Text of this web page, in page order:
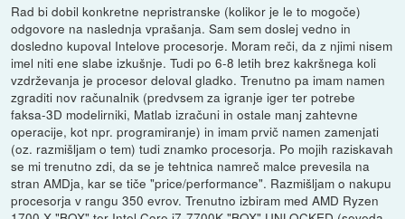
Rad bi dobil konkretne nepristranske (kolikor je le to mogoče)
odgovore na naslednja vprašanja. Sam sem doslej vedno in
dosledno kupoval Intelove procesorje. Moram reči, da z njimi nisem
imel niti ene slabe izkušnje. Tudi po 6-8 letih brez kakršnega koli
vzdrževanja je procesor deloval gladko. Trenutno pa imam namen
zgraditi nov računalnik (predvsem za igranje iger ter potrebe
faksa-3D modelirniki, Matlab izračuni in ostale manj zahtevne
operacije, kot npr. programiranje) in imam prvič namen zamenjati
(oz. razmišljam o tem) tudi znamko procesorja. Po mojih raziskavah
se mi trenutno zdi, da se je tehtnica namreč malce prevesila na
stran AMDja, kar se tiče "price/performance". Razmišljam o nakupu
procesorja v rangu 350 evrov. Trenutno izbiram med AMD Ryzen